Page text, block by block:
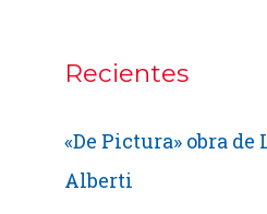
Recientes
«De Pictura» obra
Alberti